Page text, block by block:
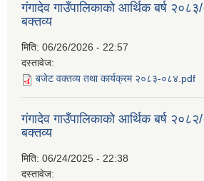
गंगादेव गाउँपालिकाको आर्थिक बर्ष
बक्तव्य
मिति: 06/26/2026 - 22:57
दस्तावेज:
बजेट वक्तव्य तथा कार्यक्रम २०८३-०८४.pdf
गंगादेव गाउँपालिकाको आर्थिक बर्ष
बक्तव्य
मिति: 06/24/2025 - 22:38
दस्तावेज: